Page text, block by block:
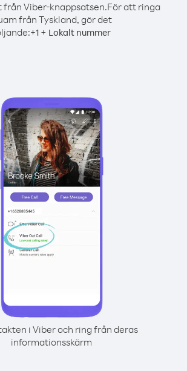
från Viber-knappsatsen.För att ringa
från Tyskland, gör det
+1+ Lokalt nummer
i Viber och ring från deras
informationsskärm